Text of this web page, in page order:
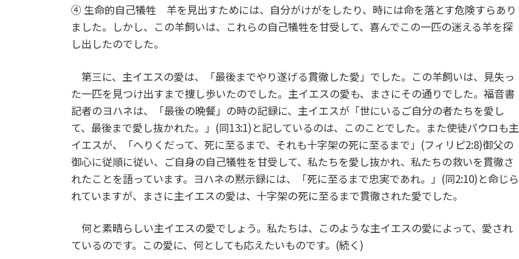
④ 生命的自己犠牲 羊を見出すためには、自分がけがをしたり、時には命を落とす危険すらあり
ました。しかし、この羊飼いは、これらの自己犠牲を甘受して、喜んでこの一匹の迷える羊を探
し出したのでした。
第三に、主イエスの愛は、「最後までやり遂げる貫徹した愛」でした。この羊飼いは、見失っ
た一匹を見つけ出すまで捜し歩いたのでした。主イエスの愛も、まさにその通りでした。福音書
記者のヨハネは、「最後の晩餐」の時の記録に、主イエスが「世にいるご自分の者たちを愛し
て、最後まで愛し抜かれた。」(同13:1)と記しているのは、このことでした。また使徒パウロも主
イエスが、「へりくだって、死に至るまで、それも十字架の死に至るまで」(フィリピ2:8)御父の
御心に従順に従い、ご自身の自己犠牲を甘受して、私たちを愛し抜かれ、私たちの救いを貫徹さ
れたことを語っています。ヨハネの黙示録には、「死に至るまで忠実であれ。」(同2:10)と命じら
れていますが、まさに主イエスの愛は、十字架の死に至るまで貫徹された愛でした。
何と素晴らしい主イエスの愛でしょう。私たちは、このような主イエスの愛によって、愛され
ているのです。この愛に、何としても応えたいものです。(続く)